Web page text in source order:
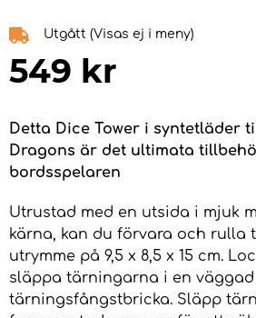
Utgått (Visas ej i meny)
549 kr
Detta Dice Tower i syntetläder
Dragons är det ultimata
bordsspelaren
Utrustad med en utsida i mjuk
kärna, kan du förvara och rulla
utrymme på 9,5 x 8,5 x 15 cm.
släppa tärningarna i en väggad
tärningsfångstbricka. Släpp